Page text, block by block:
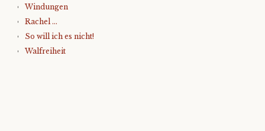
Windungen
Rachel …
So will ich es nicht!
Walfreiheit